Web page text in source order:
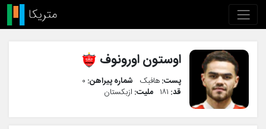
اوستون اورونوف
پست:هافبک شماره پیراهن: ۰
قد: ۱۸۱ ملیت: ازبکستان